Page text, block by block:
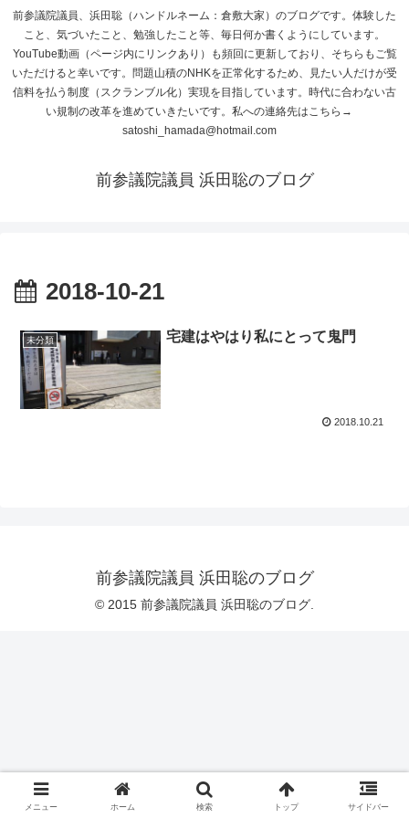
前参議院議員、浜田聡（ハンドルネーム：倉敷大家）のブログです。体験した
こと、気づいたこと、勉強したこと等、毎日何か書くようにしています。
YouTube動画（ページ内にリンクあり）も頻回に更新しており、そちらもご覧
いただけると幸いです。問題山積のNHKを正常化するため、見たい人だけが受
信料を払う制度（スクランブル化）実現を目指しています。時代に合わない古
い規制の改革を進めていきたいです。私への連絡先はこちら→
satoshi_hamada@hotmail.com
前参議院議員 浜田聡のブログ
2018-10-21
未分類 宅建はやはり私にとって鬼門
2018.10.21
前参議院議員 浜田聡のブログ
© 2015 前参議院議員 浜田聡のブログ.
メニュー ホーム 検索 トップ サイドバー